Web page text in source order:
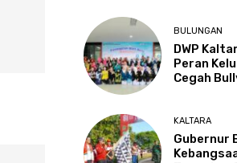
BULUNGAN
DWP
Peran
Cegah
KALTARA
Gubernur